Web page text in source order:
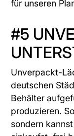
für unseren
#5
Unverpackt-
deutschen
Behälter
produzieren.
sondern